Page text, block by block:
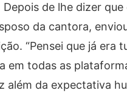
de lhe dizer que
da cantora,
“Pensei que já era
em todas as
além da expectativa